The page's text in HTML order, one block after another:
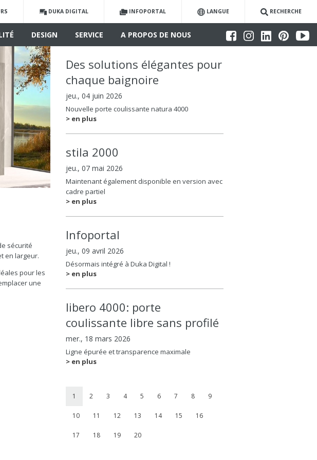
DUKA DIGITAL INFOPORTAL LANGUE RECHERCHE
DESIGN SERVICE A PROPOS DE NOUS
sécurité
en largeur.
pour les
une
Des solutions élégantes pour
chaque baignoire
jeu., 04 juin 2026
Nouvelle porte coulissante natura 4000
> en plus
stila 2000
jeu., 07 mai 2026
Maintenant également disponible en version avec
cadre partiel
> en plus
Infoportal
jeu., 09 avril 2026
Désormais intégré à Duka Digital !
> en plus
libero 4000: porte
coulissante libre sans profilé
mer., 18 mars 2026
Ligne épurée et transparence maximale
> en plus
1 2 3 4 5 6 7 8 9
10 11 12 13 14 15 16
17 18 19 20